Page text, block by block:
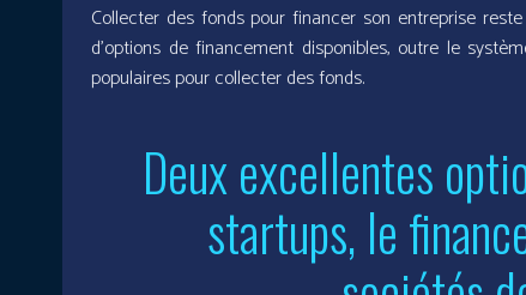
Collecter des fonds pour financer son entreprise
d’options de financement disponibles, outre le
populaires pour collecter des fonds.
Deux excellentes
startups, le